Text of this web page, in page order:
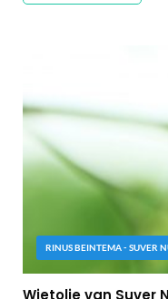
RINUS BEINTEMA - SUVER
Wietolie van Suver